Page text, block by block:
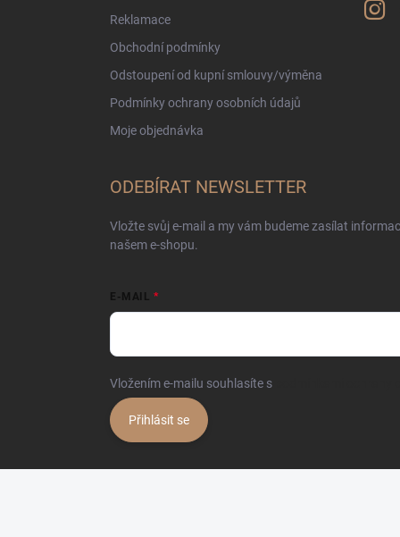
Reklamace
Obchodní podmínky
Odstoupení od kupní smlouvy/výměna
Podmínky ochrany osobních údajů
Moje objednávka
ODEBÍRAT NEWSLETTER
Vložte svůj e-mail a my vám budeme zasílat
našem e-shopu.
E-MAIL
Vložením e-mailu souhlasíte s
Přihlásit se